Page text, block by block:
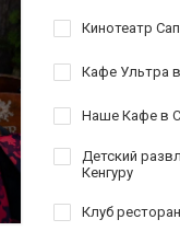
Кинотеатр
Кафе Ультра
Наше Кафе в
Детский
Кенгуру
Клуб